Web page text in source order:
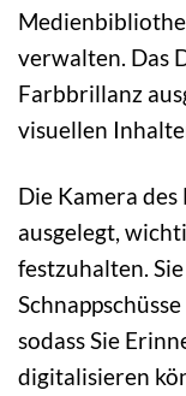
verwalten. Das
Farbbrillanz
visuellen
Die Kamera
ausgelegt,
festzuhalten.
sodass Sie
digitalisieren